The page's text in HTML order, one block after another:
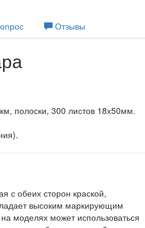
Отзывы
полоски, 300 листов 18х50мм.
с обеих сторон краской,
высоким маркирующим
моделях может использоваться